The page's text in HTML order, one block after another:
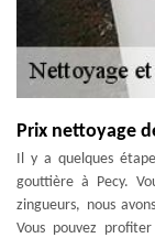
Prix nettoyage
Il y a quelques
gouttière à Pecy.
zingueurs, nous
Vous pouvez